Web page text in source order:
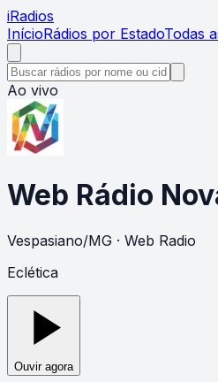
iRadios
InícioRádios por EstadoTodas
Ao vivo
Web Rádio
Vespasiano/MG · Web Radio
Eclética
Ouvir agora